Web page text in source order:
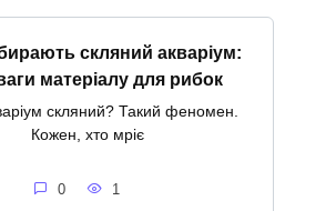
скляний акваріум:
матеріалу для рибок
скляний? Такий феномен.
Кожен, хто мріє
0 1